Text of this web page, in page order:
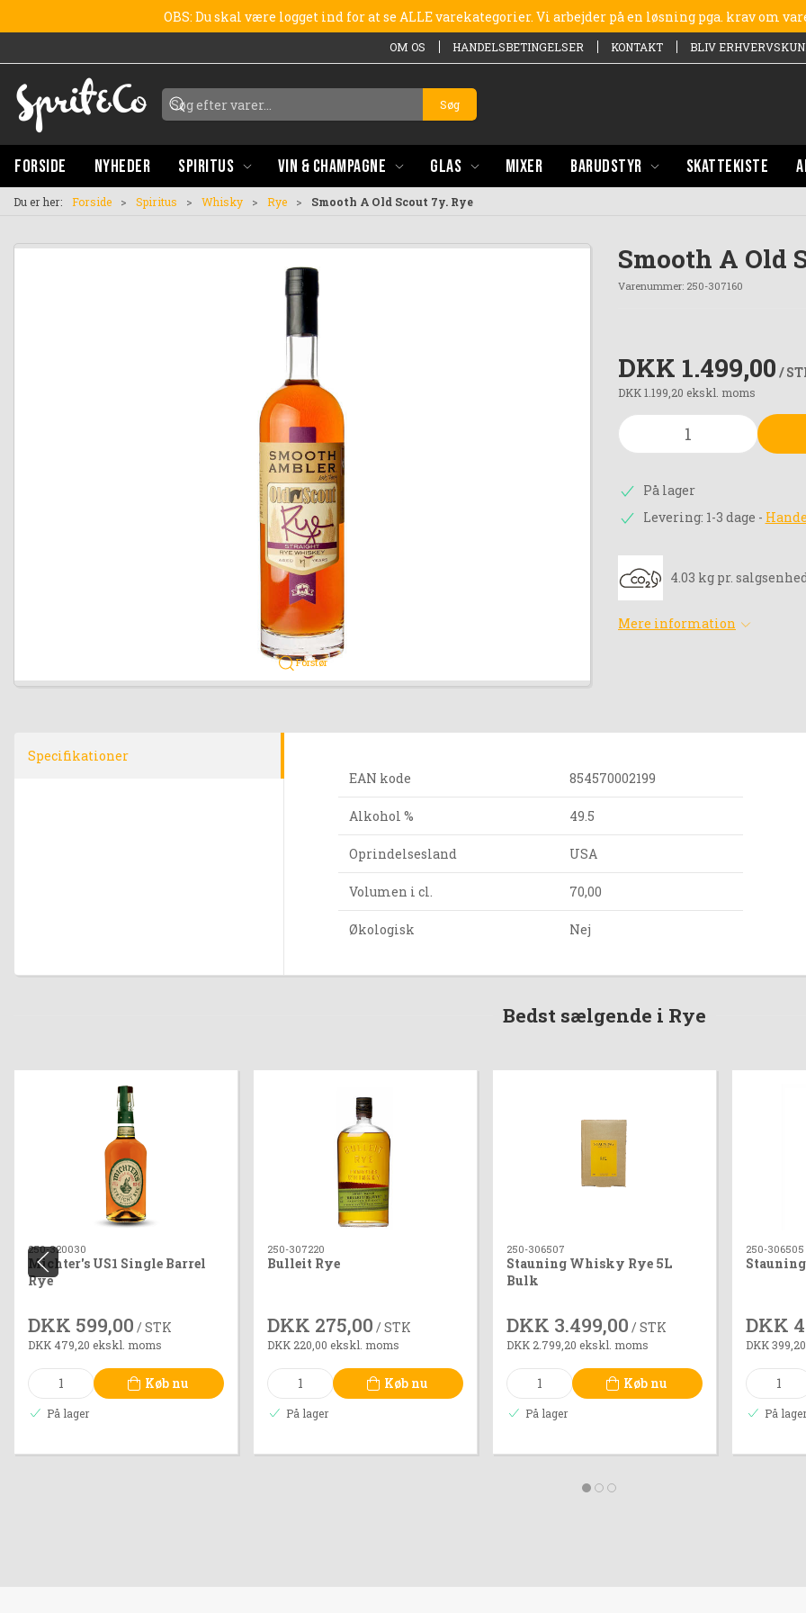
OBS: Du skal være logget ind for at se ALLE varekategorier. Vi arbejder på en løsning pga. krav om
OM OS HANDELSBETINGELSER KONTAKT BLIV
Søg
FORSIDE NYHEDER SPIRITUS VIN & CHAMPAGNE GLAS MIXER BARUDSTYR SKATTEKISTE
Du er her: Forside Spiritus Whisky Rye Smooth A Old Scout 7y. Rye
Forstør
Smooth A Old
Varenummer: 250-307160
DKK 1.499,00 /
DKK 1.199,20 ekskl. moms
På lager
Levering: 1-3 dage -
4.03 kg pr.
Mere information
Specifikationer
EAN kode
854570002199
Alkohol % 49.5
Oprindelsesland USA
Volumen i cl. 70,00
Økologisk Nej
Bedst sælgende i Rye
250-320030
Michter's US1 Single Barrel
Rye
DKK 599,00 / STK
DKK 479,20 ekskl. moms
Køb nu
På lager
250-307220
Bulleit Rye
DKK 275,00 / STK
DKK 220,00 ekskl. moms
Køb nu
På lager
250-306507
Stauning Whisky Rye 5L
Bulk
DKK 3.499,00 / STK
DKK 2.799,20 ekskl. moms
Køb nu
På lager
250-306505
DKK
DKK
På